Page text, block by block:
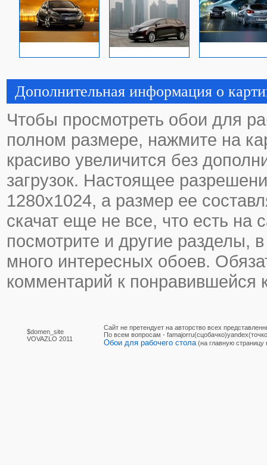
Дополнительная информация о
Чтобы просмотреть обои для
полном размере, нажмите на
красиво увеличится без
загрузок. Настоящее
1280х1024, а размер ее
скачат еще не все, что есть на
посмотрите и другие разделы,
много интересных обоев.
комментарий к понравившейся
$domen_site
VOVAZLO 2011
Сайт не претендует на авторство всех
По вcем вопросам -
Обои для рабочего стола (на главную страницу